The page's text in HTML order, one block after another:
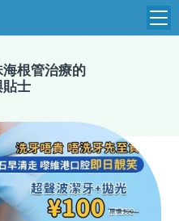
頁
紹
備
聞
準
表
費
隊
海根管治療的
貼士